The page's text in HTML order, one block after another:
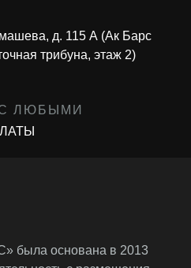
д. 115 А (Ак Барс
трибуна, этаж 2)
ЛЮБЫМИ
была основана в 2013